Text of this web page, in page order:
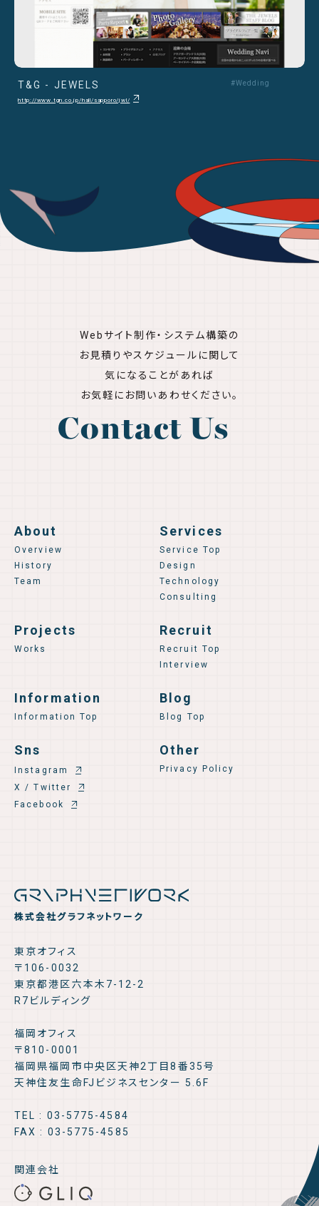
T&G - JEWELS
http://www.tgn.co.jp/hall/sapporo/jwl/
#Wedding
Webサイト制作・システム構築の
お見積りやスケジュールに関して
気になることがあれば
お気軽にお問いあわせください。
Contact Us
株式会社グラフネットワーク
東京オフィス
〒106-0032
東京都港区六本木7-12-2
R7ビルディング
福岡オフィス
〒810-0001
福岡県福岡市中央区天神2丁目8番35号
天神住友生命FJビジネスセンター 5.6F
TEL : 03-5775-4584
FAX : 03-5775-4585
関連会社
About
Overview
History
Team
Services
Service Top
Design
Technology
Consulting
Projects
Works
Recruit
Recruit Top
Interview
Information
Information Top
Blog
Blog Top
Sns
Instagram
X / Twitter
Facebook
Other
Privacy Policy